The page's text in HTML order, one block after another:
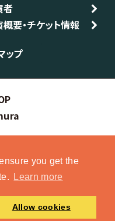
you get the
Learn more
Allow cookies
者
要・チケット情報
ップ